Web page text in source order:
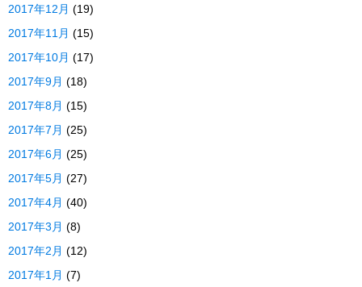
2017年12月 (19)
2017年11月 (15)
2017年10月 (17)
2017年9月 (18)
2017年8月 (15)
2017年7月 (25)
2017年6月 (25)
2017年5月 (27)
2017年4月 (40)
2017年3月 (8)
2017年2月 (12)
2017年1月 (7)